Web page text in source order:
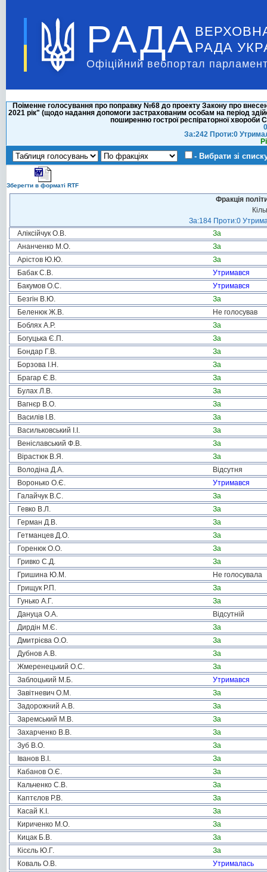
РАДА РАДА
Офіційний вебпортал
Поіменне голосування про поправку №68 до проекту Закону про
2021 рік" (щодо надання допомоги застрахованим особам на період
поширенню гострої респіраторної хвороби
За:242 Проти:0
- Вибрати зі
Зберегти в форматі RTF
Фракція
За:184 Проти:0
Аліксійчук О.В.
За
Ананченко М.О.
За
Арістов Ю.Ю.
За
Бабак С.В.
Утримався
Бакумов О.С.
Утримався
Безгін В.Ю.
За
Беленюк Ж.В.
Не голосував
Боблях А.Р.
За
Богуцька Є.П.
За
Бондар Г.В.
За
Борзова І.Н.
За
Брагар Є.В.
За
Булах Л.В.
За
Вагнєр В.О.
За
Василів І.В.
За
Васильковський І.І.
За
Веніславський Ф.В.
За
Вірастюк В.Я.
За
Володіна Д.А.
Відсутня
Воронько О.Є.
Утримався
Галайчук В.С.
За
Гевко В.Л.
За
Герман Д.В.
За
Гетманцев Д.О.
За
Горенюк О.О.
За
Гривко С.Д.
За
Гришина Ю.М.
Не голосувала
Грищук Р.П.
За
Гунько А.Г.
За
Дануца О.А.
Відсутній
Дирдін М.Є.
За
Дмитрієва О.О.
За
Дубнов А.В.
За
Жмеренецький О.С.
За
Заблоцький М.Б.
Утримався
Завітневич О.М.
За
Задорожний А.В.
За
Заремський М.В.
За
Захарченко В.В.
За
Зуб В.О.
За
Іванов В.І.
За
Кабанов О.Є.
За
Кальченко С.В.
За
Каптєлов Р.В.
За
Касай К.І.
За
Кириченко М.О.
За
Кицак Б.В.
За
Кісєль Ю.Г.
За
Коваль О.В.
Утрималась